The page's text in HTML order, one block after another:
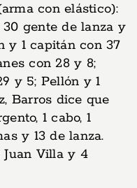
con elástico):
gente de lanza y
y 1 capitán con 37
con 28 y 8;
y 5; Pellón y 1
Barros dice que
1 cabo, 1
y 13 de lanza.
Juan Villa y 4